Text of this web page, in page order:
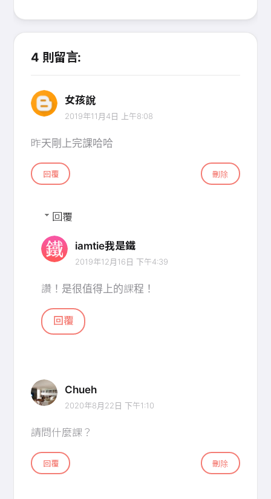
4 則留言:
女孩說
2019年11月4日 上午8:08
昨天剛上完課哈哈
回覆 刪除
回覆
iamtie我是鐵
2019年12月16日 下午4:39
讚！是很值得上的課程！
回覆
Chueh
2020年8月22日 下午1:10
請問什麼課？
回覆 刪除